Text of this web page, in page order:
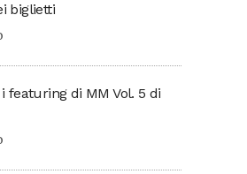
biglietti
featuring di MM Vol. 5 di